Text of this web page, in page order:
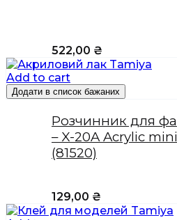
522,00 ₴
Add to cart
Додати в список бажаних
Розчинник для
– X-20A Acrylic
(81520)
129,00 ₴